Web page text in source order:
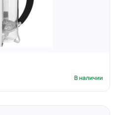
В наличии